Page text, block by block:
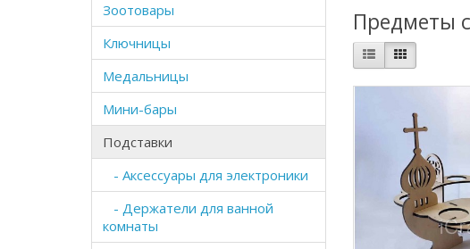
Зоотовары
Ключницы
Медальницы
Мини-бары
Подставки
- Аксессуары для электроники
- Держатели для ванной
комнаты
Предметы